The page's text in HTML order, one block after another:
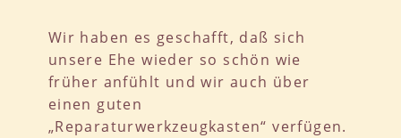
Wir haben es geschafft, daß sich
unsere Ehe wieder so schön wie
früher anfühlt und wir auch über
einen guten
„Reparaturwerkzeugkasten“ verfügen.